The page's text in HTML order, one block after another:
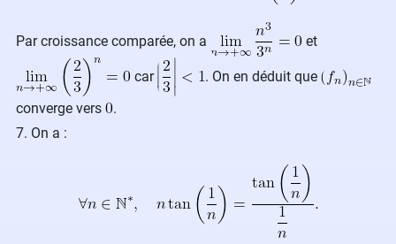
Par croissance comparée, on a et
car
. On en déduit que
converge vers
.
7. On a :